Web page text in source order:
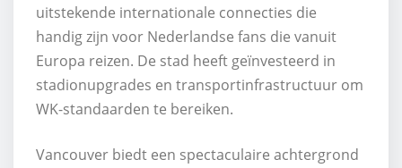
uitstekende internationale connecties die
handig zijn voor Nederlandse fans die vanuit
Europa reizen. De stad heeft geïnvesteerd in
stadionupgrades en transportinfrastructuur om
WK-standaarden te bereiken.
Vancouver biedt een spectaculaire achtergrond